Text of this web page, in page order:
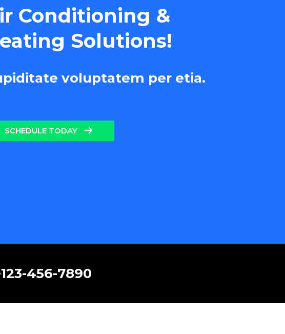
Conditioning &
Solutions!
voluptatem per etia.
SCHEDULE TODAY
456-7890